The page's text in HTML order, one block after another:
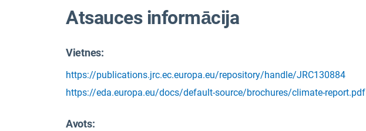
Atsauces informācija
Vietnes:
https://publications.jrc.ec.europa.eu/repository/handle/JRC130884
https://eda.europa.eu/docs/default-source/brochures/climate-report.pdf
Avots: